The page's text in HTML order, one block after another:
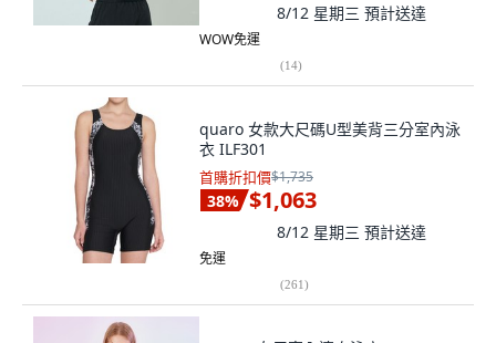
8/12 星期三 預計送達
WOW免運
(14)
quaro 女款大尺碼U型美背三分室內泳
衣 ILF301
首購折扣價$1,735
38% $1,063
8/12 星期三 預計送達
免運
(261)